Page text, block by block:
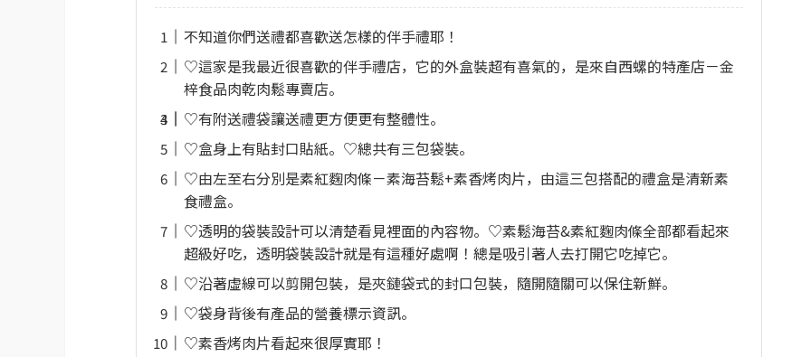
不知道你們送禮都喜歡送怎樣的伴手禮耶！
♡這家是我最近很喜歡的伴手禮店，它的外盒裝超有喜氣的，是來自西螺的特產店－金
梓食品肉乾肉鬆專賣店。
♡有附送禮袋讓送禮更方便更有整體性。
♡盒身上有貼封口貼紙。♡總共有三包袋裝。
♡由左至右分別是素紅麴肉條－素海苔鬆+素香烤肉片，由這三包搭配的禮盒是清新素
食禮盒。
♡透明的袋裝設計可以清楚看見裡面的內容物。♡素鬆海苔&素紅麴肉條全部都看起來
超級好吃，透明袋裝設計就是有這種好處啊！總是吸引著人去打開它吃掉它。
♡沿著虛線可以剪開包裝，是夾鏈袋式的封口包裝，隨開隨關可以保住新鮮。
♡袋身背後有產品的營養標示資訊。
♡素香烤肉片看起來很厚實耶！